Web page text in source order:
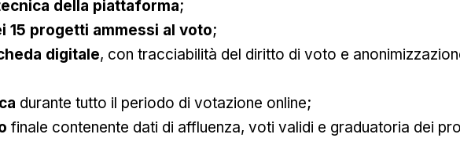
della piattaforma;
15 progetti ammessi al voto;
digitale, con tracciabilità del diritto di voto e
durante tutto il periodo di votazione online;
finale contenente dati di affluenza, voti validi e graduatoria dei